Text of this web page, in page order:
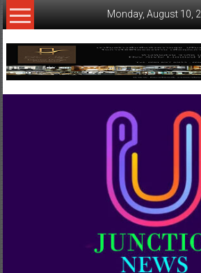
Skip
to
Monday, August 10,
เว็บ
ข่าว